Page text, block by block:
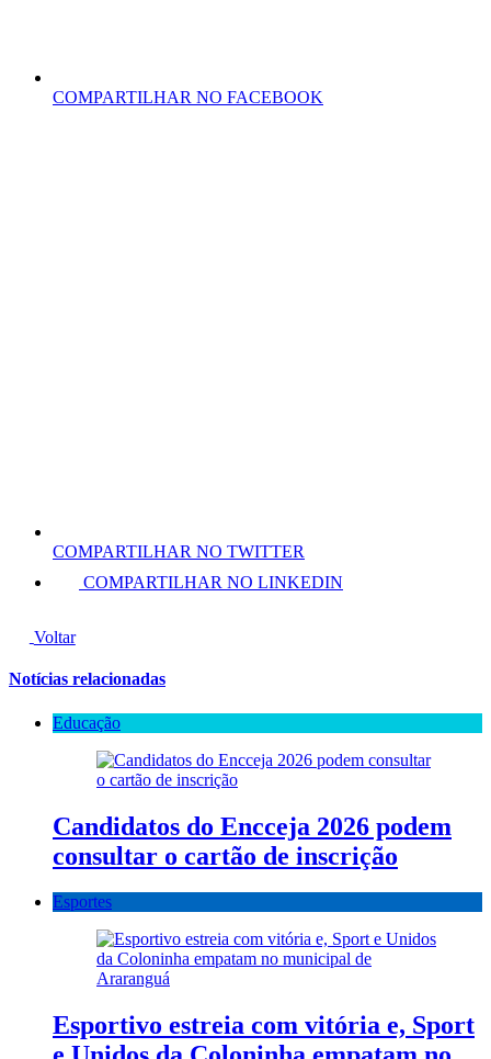
COMPARTILHAR NO FACEBOOK
COMPARTILHAR NO TWITTER
COMPARTILHAR NO LINKEDIN
Voltar
Notícias relacionadas
Educação
Candidatos do Encceja 2026 podem
consultar o cartão de inscrição
Esportes
Esportivo estreia com vitória e, Sport